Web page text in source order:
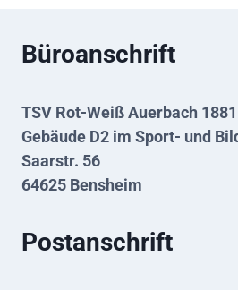
Büroanschrift
TSV Rot-Weiß Auerbach 1881
Gebäude D2 im Sport- und
Saarstr. 56
64625 Bensheim
Postanschrift